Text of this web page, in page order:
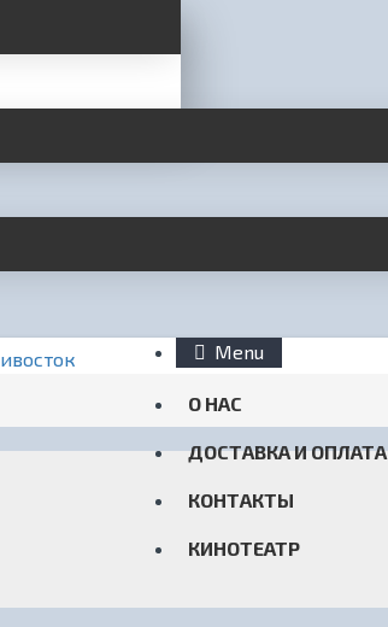
Menu
О НАС
ДОСТАВКА И ОПЛАТА
КОНТАКТЫ
КИНОТЕАТР